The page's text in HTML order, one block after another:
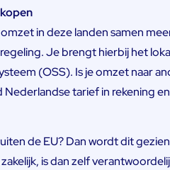
in deze landen samen
Je brengt hierbij het
(OSS). Is je omzet naar
tarief in rekening
de EU? Dan wordt dit
is dan zelf